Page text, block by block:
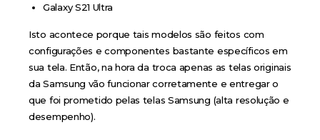
Galaxy S21 Ultra
Isto acontece porque tais modelos são feitos com
configurações e componentes bastante específicos em
sua tela. Então, na hora da troca apenas as telas originais
da Samsung vão funcionar corretamente e entregar o
que foi prometido pelas telas Samsung (alta resolução e
desempenho).